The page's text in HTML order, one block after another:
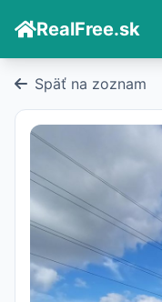
RealFree.sk
Späť na zoznam